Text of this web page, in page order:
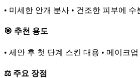
• 미세한 안개 분사 • 건조한 피부에
🎯 추천 용도
• 세안 후 첫 단계 스킨 대용 • 메이크
⚖️ 주요 장점